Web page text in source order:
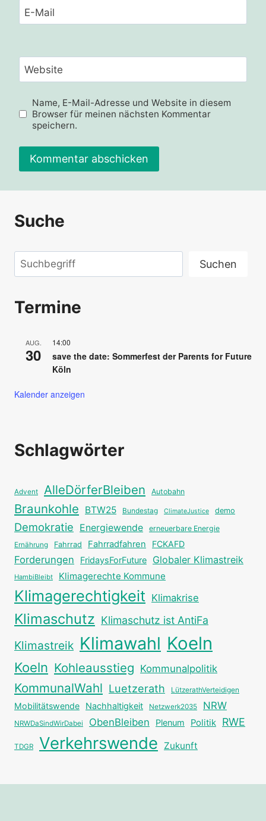
E-Mail
Website
Name, E-Mail-Adresse und Website in diesem
Browser für meinen nächsten Kommentar
speichern.
Alternative:
Suche
Suchen Suchen
Termine
AUG.
30
14:00
save the date: Sommerfest der Parents for Future
Köln
Kalender anzeigen
Schlagwörter
Advent AlleDörferBleiben Autobahn
Braunkohle BTW25 Bundestag ClimateJustice demo
Demokratie Energiewende erneuerbare Energie
Ernährung Fahrrad Fahrradfahren FCKAFD
Forderungen FridaysForFuture Globaler Klimastreik
HambiBleibt Klimagerechte Kommune
Klimagerechtigkeit Klimakrise
Klimaschutz Klimaschutz ist AntiFa
Klimastreik Klimawahl Koeln
Koeln Kohleausstieg Kommunalpolitik
KommunalWahl Luetzerath LützerathVerteidigen
Mobilitätswende Nachhaltigkeit Netzwerk2035 NRW
NRWDaSindWirDabei ObenBleiben Plenum Politik RWE
TDGR Verkehrswende Zukunft